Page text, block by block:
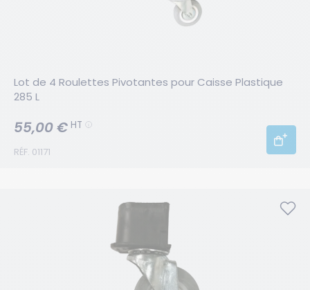
Lot de 4 Roulettes Pivotantes pour Caisse Plastique
285 L
RÉF. 01171
55,00 € HT